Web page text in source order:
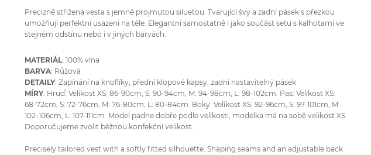
Precizně střižená vesta s jemně projmutou siluetou. Tvarující švy a zadní pásek s přezkou
umožňují perfektní usazení na těle. Elegantní samostatně i jako součást setu s kalhotami ve
stejném odstínu nebo i v jiných barvách.
MATERIÁL: 100% vlna
BARVA: Růžová
DETAILY: Zapínání na knoflíky, přední klopové kapsy, zadní nastavitelný pásek
MÍRY: Hruď: Velikost XS: 86-90cm, S: 90-94cm, M: 94-98cm, L: 98-102cm. Pas: Velikost XS:
68-72cm, S: 72-76cm, M: 76-80cm, L: 80-84cm. Boky: Velikost XS: 92-96cm, S: 97-101cm, M:
102-106cm, L: 107-111cm. Model padne dobře podle velikosti, modelka má na sobě velikost XS.
Doporučujeme zvolit běžnou konfekční velikost.
Precisely tailored vest with a softly fitted silhouette. Shaping seams and an adjustable back